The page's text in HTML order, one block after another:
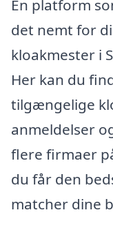
En platform
det nemt for
kloakmester i
Her kan du
tilgængelige
anmeldelser
flere firmaer
du får den
matcher dine